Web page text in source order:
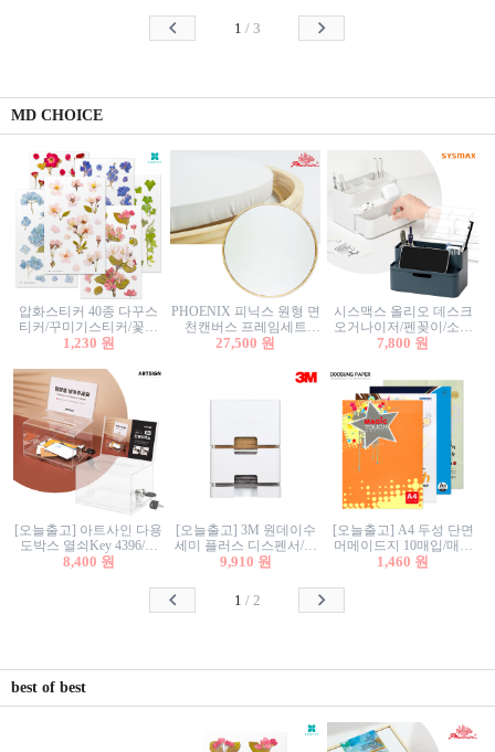
함/소화기거치대/소화기
1 / 3
MD CHOICE
압화스티커 40종 다꾸스
티커/꾸미기스티커/꽃스
티커/압화꽃책갈피/팬시
1,230 원
PHOENIX 피닉스 원형 면
천캔버스 프레임세트
30cm/원형캔버스/플로팅
27,500 원
시스맥스 올리오 데스크
오거나이저/펜꽂이/소품
꽂이/소품함/정리함/수납
7,800 원
[오늘출고] 아트사인 다용
도박스 열쇠Key 4396/투
표함/건의함/모금함/응모
8,400 원
[오늘출고] 3M 원데이수
세미 플러스 디스펜서/소
프트수세미5매+강력수세
9,910 원
[오늘출고] A4 두성 단면
머메이드지 10매입/매직
터치/색지/색상지/색복사
칼라색지/고급복사지
1,460 원
1 / 2
best of best